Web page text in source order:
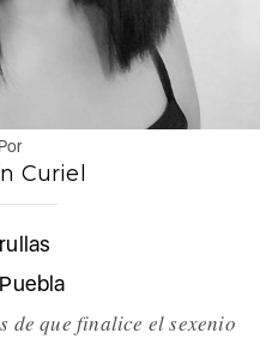
Por
Curiel
de que finalice el sexenio